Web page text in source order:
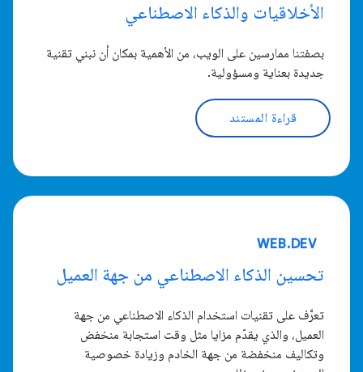
الأخلاقيات والذكاء الاصطناعي
بصفتنا ممارسين على الويب، من الأهمية بمكان أن نبني تقنية
جديدة بعناية ومسؤولية.
قراءة المستند
WEB.DEV
تحسين الذكاء الاصطناعي من جهة العميل
تعرَّف على تقنيات استخدام الذكاء الاصطناعي من جهة
العميل، والذي يقدّم مزايا مثل وقت استجابة منخفض
وتكاليف منخفضة من جهة الخادم وزيادة خصوصية